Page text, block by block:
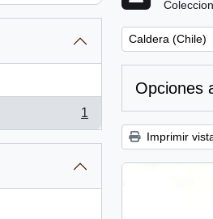
1
Remove filter:
Caldera (Chile)
Opciones
Imprimir